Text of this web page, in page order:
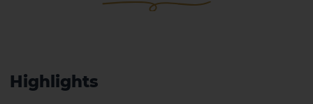
Highlights